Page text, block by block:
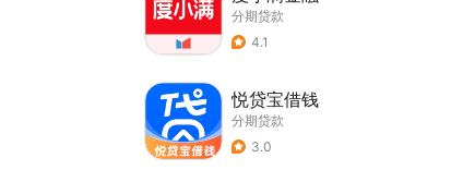
分期贷款
4.1
悦贷宝借钱
分期贷款
3.0